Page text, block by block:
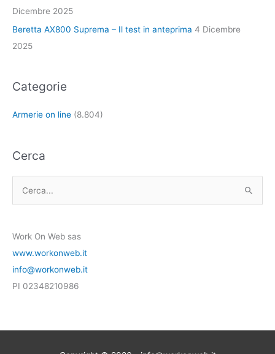
Dicembre 2025
Beretta AX800 Suprema – Il test in anteprima 4 Dicembre
2025
Categorie
Armerie on line (8.804)
Cerca
c
a
:
Work On Web sas
www.workonweb.it
info@workonweb.it
PI 02348210986